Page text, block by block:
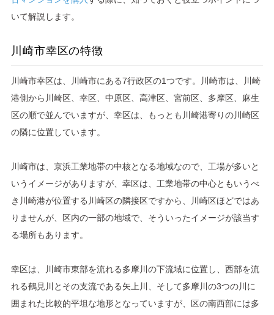
いて解説します。
川崎市幸区の特徴
川崎市幸区は、川崎市にある7行政区の1つです。川崎市は、川崎
港側から川崎区、幸区、中原区、高津区、宮前区、多摩区、麻生
区の順で並んでいますが、幸区は、もっとも川崎港寄りの川崎区
の隣に位置しています。
川崎市は、京浜工業地帯の中核となる地域なので、工場が多いと
いうイメージがありますが、幸区は、工業地帯の中心ともいうべ
き川崎港が位置する川崎区の隣接区ですから、川崎区ほどではあ
りませんが、区内の一部の地域で、そういったイメージが該当す
る場所もあります。
幸区は、川崎市東部を流れる多摩川の下流域に位置し、西部を流
れる鶴見川とその支流である矢上川、そして多摩川の3つの川に
囲まれた比較的平坦な地形となっていますが、区の南西部には多